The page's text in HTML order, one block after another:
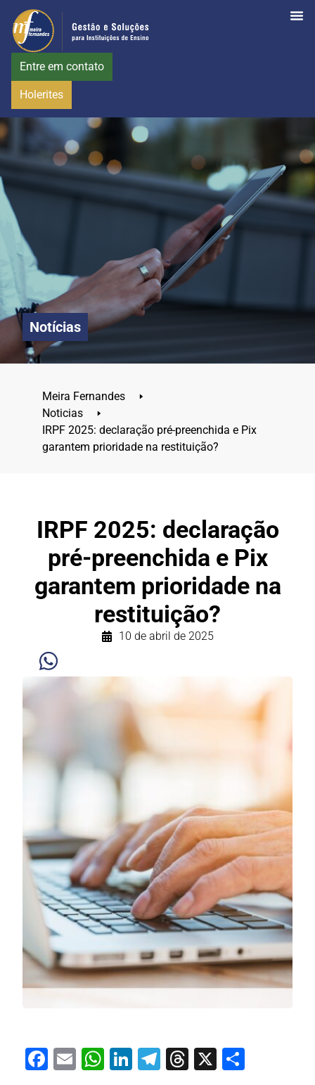
Entre em contato
Holerites
Notícias
Meira Fernandes
🢒
Noticias
🢒
IRPF 2025: declaração pré-preenchida e Pix
garantem prioridade na restituição?
IRPF 2025: declaração
pré-preenchida e Pix
garantem prioridade na
restituição?
10 de abril de 2025
Facebook
EmailWhatsApp
LinkedIn
Telegram
Threads
X